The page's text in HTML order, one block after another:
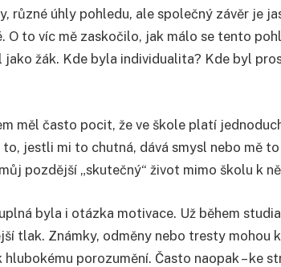
různé úhly pohledu, ale společný závěr je
O to víc mě zaskočilo, jak málo se tento
jako žák. Kde byla individualita? Kde byl
měl často pocit, že ve škole platí
to, jestli mi to chutná, dává smysl nebo mě
pozdější „skutečný“ život mimo školu k
byla i otázka motivace. Už během
tlak. Známky, odměny nebo tresty mohou
hlubokému porozumění. Často naopak – ke